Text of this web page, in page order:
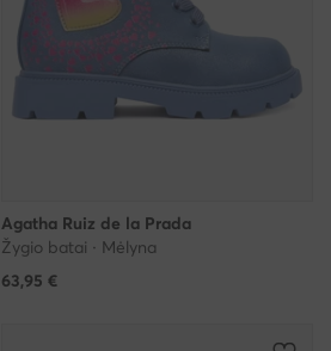
Agatha Ruiz de la Prada
Žygio batai · Mėlyna
63,95 €